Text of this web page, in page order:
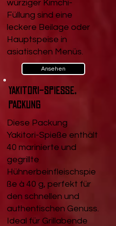
würziger Kimchi-
Füllung sind eine
leckere Beilage oder
Hauptspeise in
asiatischen Menüs.
Ansehen
Yakitori-Spieße,
Packung
Diese Packung
Yakitori-Spieße enthält
40 marinierte und
gegrillte
Hühnerbeinfleischspie
ße à 40 g, perfekt für
den schnellen und
authentischen Genuss.
Ideal für Grillabende